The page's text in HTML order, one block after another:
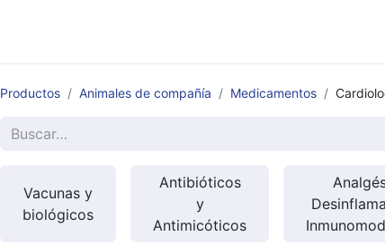
Productos Animales de compañía Medicamentos
Vacunas y
biológicos
Antibióticos
y
Antimicóticos